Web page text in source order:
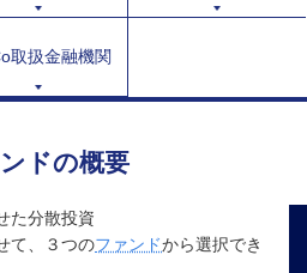
取扱金融機関
ドの概要
た分散投資
て、３つのファンドから選択でき